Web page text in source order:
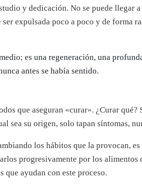
y dedicación. No se puede llegar
expulsada poco a poco y de forma
es una regeneración, una
antes se había sentido.
que aseguran «curar». ¿Curar
sea su origen, solo tapan síntomas,
los hábitos que la provocan,
progresivamente por los
que ayudan con este proceso.